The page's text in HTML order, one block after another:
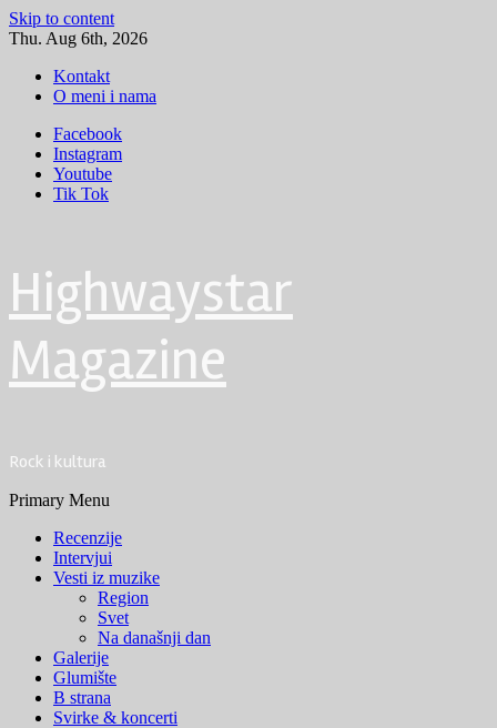
Skip to content
Thu. Aug 6th, 2026
Kontakt
O meni i nama
Facebook
Instagram
Youtube
Tik Tok
Highwaystar
Magazine
Rock i kultura
Primary Menu
Recenzije
Intervjui
Vesti iz muzike
Region
Svet
Na današnji dan
Galerije
Glumište
B strana
Svirke & koncerti